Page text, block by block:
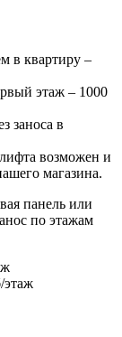
в квартиру –
этаж – 1000
заноса в
возможен и
магазина.
панель или
по этажам
этаж